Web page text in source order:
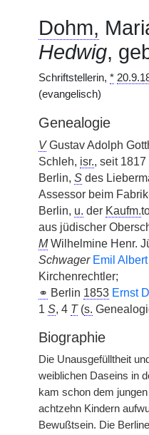
Dohm,
Hedwig,
Schriftstellerin, *
(evangelisch)
Genealogie
VGustav Adolph
Schleh, isr., seit 1817
Berlin, S des
Assessor beim
Berlin, u. der Kaufm.
aus jüdischer
MWilhelmine Henr.
Schwager Emil Albert
Kirchenrechtler;
⚭ Berlin 1853 Ernst
1 S, 4 T(s.
Biographie
Die Unausgefülltheit
weiblichen Daseins in
kam schon dem
achtzehn Kindern
Bewußtsein. Die